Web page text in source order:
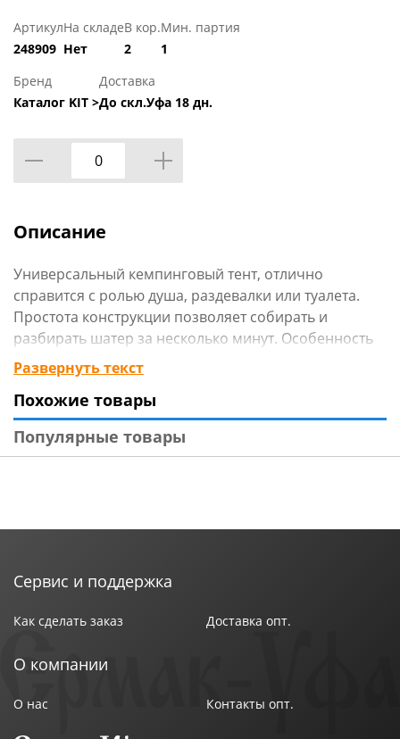
Артикул
248909
На складе
Нет
В кор.
2
Мин. партия
1
Бренд
Каталог KIT >
Доставка
До скл.Уфа 18 дн.
Описание
Универсальный кемпинговый тент, отлично
справится с ролью душа, раздевалки или туалета.
Простота конструкции позволяет собирать и
разбирать шатер за несколько минут. Особенность
тента - полностенный тип, без днища. Незаменимая
вещь при длительных поездках на природу, а также
при кратковременных выездах для комфортного
отдыха.
Развернуть текст
Похожие товары
Популярные товары
Сервис и поддержка
Как сделать заказ Доставка опт.
О компании
О нас Контакты опт.